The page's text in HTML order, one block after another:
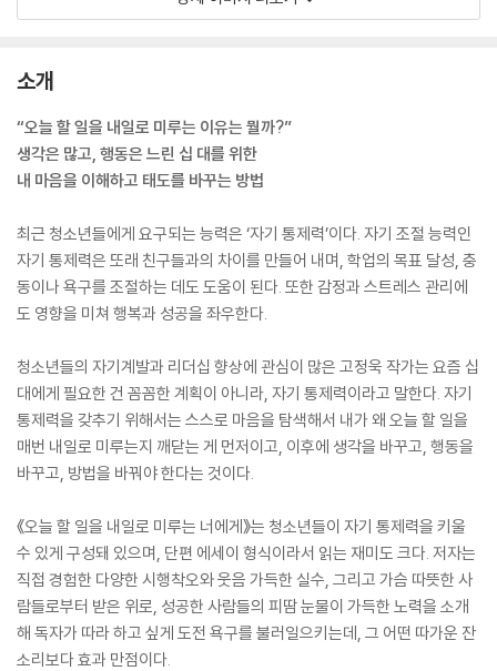
소개
“오늘 할 일을 내일로 미루는 이유는 뭘까?”
생각은 많고, 행동은 느린 십 대를 위한
내 마음을 이해하고 태도를 바꾸는 방법
최근 청소년들에게 요구되는 능력은 ‘자기 통제력’이다. 자기 조절 능력인
자기 통제력은 또래 친구들과의 차이를 만들어 내며, 학업의 목표 달성, 충
동이나 욕구를 조절하는 데도 도움이 된다. 또한 감정과 스트레스 관리에
도 영향을 미쳐 행복과 성공을 좌우한다.
청소년들의 자기계발과 리더십 향상에 관심이 많은 고정욱 작가는 요즘 십
대에게 필요한 건 꼼꼼한 계획이 아니라, 자기 통제력이라고 말한다. 자기
통제력을 갖추기 위해서는 스스로 마음을 탐색해서 내가 왜 오늘 할 일을
매번 내일로 미루는지 깨닫는 게 먼저이고, 이후에 생각을 바꾸고, 행동을
바꾸고, 방법을 바꿔야 한다는 것이다.
《오늘 할 일을 내일로 미루는 너에게》는 청소년들이 자기 통제력을 키울
수 있게 구성돼 있으며, 단편 에세이 형식이라서 읽는 재미도 크다. 저자는
직접 경험한 다양한 시행착오와 웃음 가득한 실수, 그리고 가슴 따뜻한 사
람들로부터 받은 위로, 성공한 사람들의 피땀 눈물이 가득한 노력을 소개
해 독자가 따라 하고 싶게 도전 욕구를 불러일으키는데, 그 어떤 따가운 잔
소리보다 효과 만점이다.